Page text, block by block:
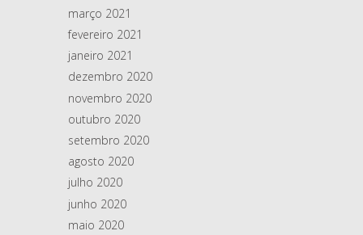
março 2021
fevereiro 2021
janeiro 2021
dezembro 2020
novembro 2020
outubro 2020
setembro 2020
agosto 2020
julho 2020
junho 2020
maio 2020